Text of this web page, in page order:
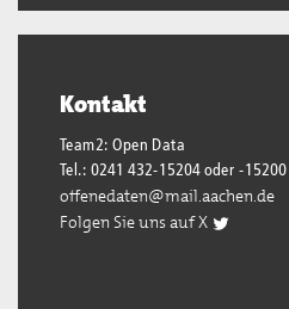
Kontakt
Team2: Open Data
Tel.: 0241 432-15204 oder -15200
offenedaten@mail.aachen.de
Folgen Sie uns auf X